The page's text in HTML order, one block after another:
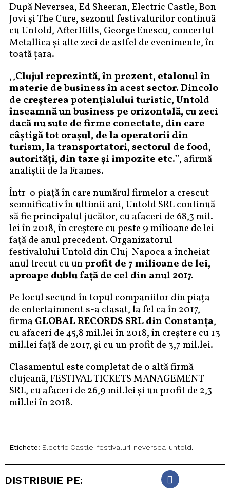
După Neversea, Ed Sheeran, Electric Castle, Bon
Jovi și The Cure, sezonul festivalurilor continuă
cu Untold, AfterHills, George Enescu, concertul
Metallica și alte zeci de astfel de evenimente, în
toată țara.
,,Clujul reprezintă, în prezent, etalonul în
materie de business în acest sector. Dincolo
de creșterea potențialului turistic, Untold
înseamnă un business pe orizontală, cu zeci
dacă nu sute de firme conectate, din care
câștigă tot orașul, de la operatorii din
turism, la transportatori, sectorul de food,
autorități, din taxe și impozite etc.’’, afirmă
analiștii de la Frames.
Într-o piață în care numărul firmelor a crescut
semnificativ în ultimii ani, Untold SRL continuă
să fie principalul jucător, cu afaceri de 68,3 mil.
lei în 2018, în creștere cu peste 9 milioane de lei
față de anul precedent. Organizatorul
festivalului Untold din Cluj-Napoca a încheiat
anul trecut cu unprofit de 7 milioane de lei,
aproape dublu față de cel din anul 2017.
Pe locul secund în topul companiilor din piața
de entertainment s-a clasat, la fel ca în 2017,
firma GLOBAL RECORDS SRL din Constanța,
cu afaceri de 45,8 mil.lei în 2018, în creștere cu 13
mil.lei față de 2017, și cu un profit de 3,7 mil.lei.
Clasamentul este completat de o altă firmă
clujeană, FESTIVAL TICKETS MANAGEMENT
SRL, cu afaceri de 26,9 mil.lei și un profit de 2,3
mil.lei în 2018.
Etichete: Electric Castle festivaluri neversea untold.
DISTRIBUIE PE: